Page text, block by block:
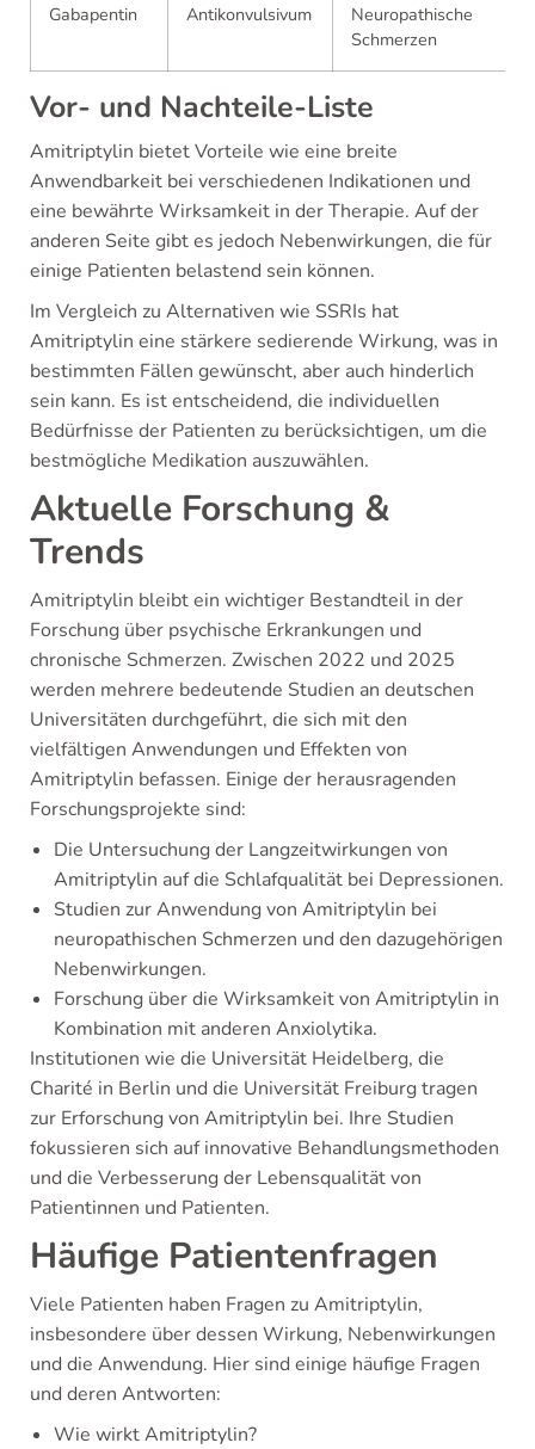
Gabapentin Antikonvulsivum
Neuropathische
Schmerzen
Vor- und Nachteile-Liste
Amitriptylin bietet Vorteile wie eine breite
Anwendbarkeit bei verschiedenen Indikationen und
eine bewährte Wirksamkeit in der Therapie. Auf der
anderen Seite gibt es jedoch Nebenwirkungen, die für
einige Patienten belastend sein können.
Im Vergleich zu Alternativen wie SSRIs hat
Amitriptylin eine stärkere sedierende Wirkung, was in
bestimmten Fällen gewünscht, aber auch hinderlich
sein kann. Es ist entscheidend, die individuellen
Bedürfnisse der Patienten zu berücksichtigen, um die
bestmögliche Medikation auszuwählen.
Aktuelle Forschung &
Trends
Amitriptylin bleibt ein wichtiger Bestandteil in der
Forschung über psychische Erkrankungen und
chronische Schmerzen. Zwischen 2022 und 2025
werden mehrere bedeutende Studien an deutschen
Universitäten durchgeführt, die sich mit den
vielfältigen Anwendungen und Effekten von
Amitriptylin befassen. Einige der herausragenden
Forschungsprojekte sind:
Die Untersuchung der Langzeitwirkungen von
Amitriptylin auf die Schlafqualität bei Depressionen.
Studien zur Anwendung von Amitriptylin bei
neuropathischen Schmerzen und den dazugehörigen
Nebenwirkungen.
Forschung über die Wirksamkeit von Amitriptylin in
Kombination mit anderen Anxiolytika.
Institutionen wie die Universität Heidelberg, die
Charité in Berlin und die Universität Freiburg tragen
zur Erforschung von Amitriptylin bei. Ihre Studien
fokussieren sich auf innovative Behandlungsmethoden
und die Verbesserung der Lebensqualität von
Patientinnen und Patienten.
Häufige Patientenfragen
Viele Patienten haben Fragen zu Amitriptylin,
insbesondere über dessen Wirkung, Nebenwirkungen
und die Anwendung. Hier sind einige häufige Fragen
und deren Antworten:
Wie wirkt Amitriptylin?